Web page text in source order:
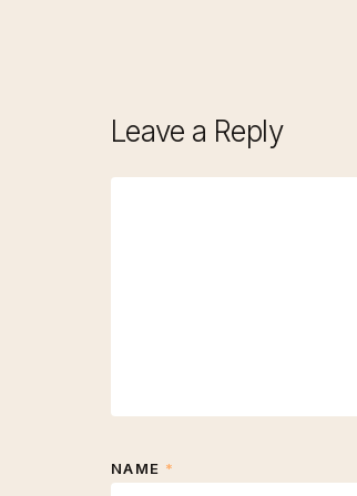
Leave a Reply
NAME *